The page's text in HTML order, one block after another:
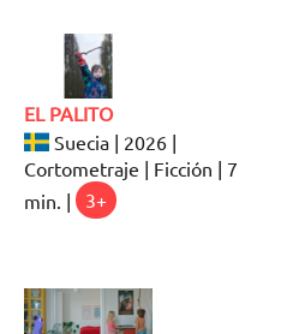
EL PALITO
Suecia | 2026 |
Cortometraje | Ficción | 7
min. |
3+